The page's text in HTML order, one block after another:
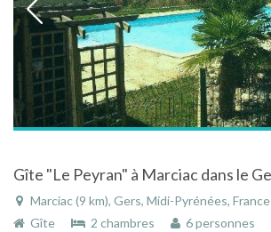
Marciac (9 km), Gers, Midi-Pyrénées, France
Gîte
2 chambres 6 personnes